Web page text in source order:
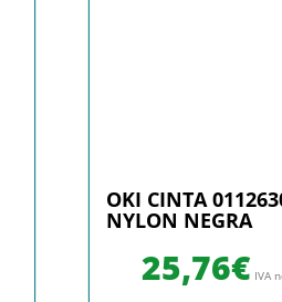
OKI CINTA
NYLON NEGRA
25,76€ IVA